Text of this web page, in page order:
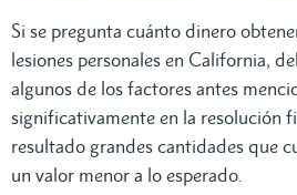
Si se pregunta cuánto dinero
lesiones personales en California,
algunos de los factores antes
significativamente en la resolución
resultado grandes cantidades que
un valor menor a lo esperado.